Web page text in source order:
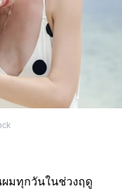
มทุกวันในช่วงฤดู